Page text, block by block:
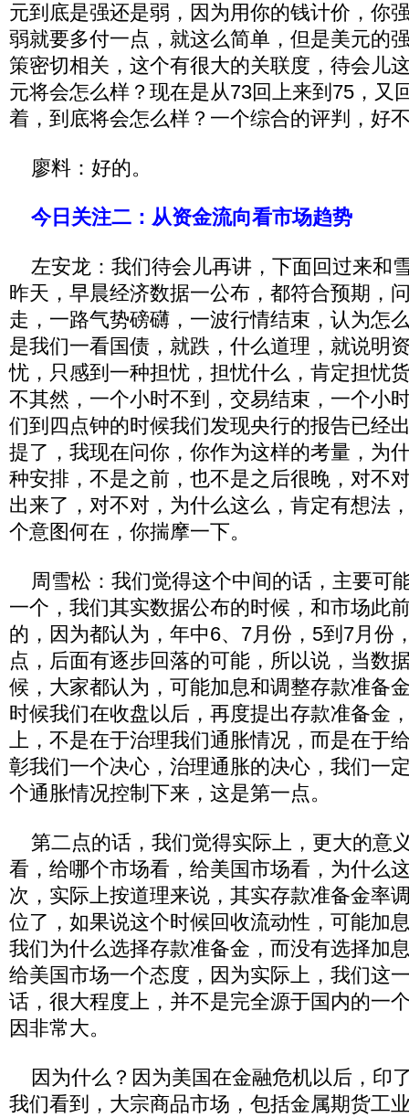
元到底是强还是弱，因为用你的钱计价，你
弱就要多付一点，就这么简单，但是美元的
策密切相关，这个有很大的关联度，待会儿
元将会怎么样？现在是从73回上来到75，又
着，到底将会怎么样？一个综合的评判，好
廖料：好的。
今日关注二：从资金流向看市场趋势
左安龙：我们待会儿再讲，下面回过来和
昨天，早晨经济数据一公布，都符合预期，
走，一路气势磅礴，一波行情结束，认为怎
是我们一看国债，就跌，什么道理，就说明
忧，只感到一种担忧，担忧什么，肯定担忧
不其然，一个小时不到，交易结束，一个小
们到四点钟的时候我们发现央行的报告已经
提了，我现在问你，你作为这样的考量，为
种安排，不是之前，也不是之后很晚，对不
出来了，对不对，为什么这么，肯定有想法
个意图何在，你揣摩一下。
周雪松：我们觉得这个中间的话，主要可
一个，我们其实数据公布的时候，和市场此
的，因为都认为，年中6、7月份，5到7月份
点，后面有逐步回落的可能，所以说，当数
候，大家都认为，可能加息和调整存款准备
时候我们在收盘以后，再度提出存款准备金
上，不是在于治理我们通胀情况，而是在于
彰我们一个决心，治理通胀的决心，我们一
个通胀情况控制下来，这是第一点。
第二点的话，我们觉得实际上，更大的意
看，给哪个市场看，给美国市场看，为什么
次，实际上按道理来说，其实存款准备金率
位了，如果说这个时候回收流动性，可能加
我们为什么选择存款准备金，而没有选择加
给美国市场一个态度，因为实际上，我们这
话，很大程度上，并不是完全源于国内的一
因非常大。
因为什么？因为美国在金融危机以后，印
我们看到，大宗商品市场，包括金属期货工